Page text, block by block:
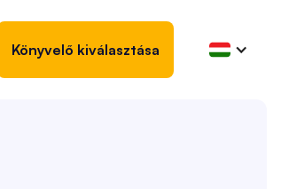
Könyvelő kiválasztása